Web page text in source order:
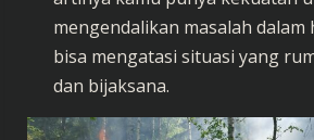
mengendalikan masalah dalam
bisa mengatasi situasi yang
dan bijaksana.